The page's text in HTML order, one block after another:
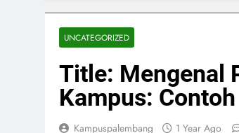
UNCATEGORIZED
Title: Mengenal
Kampus:
Kampuspalembang 1 Year Ago